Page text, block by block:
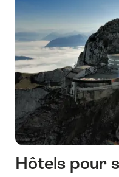
Hôtels pour